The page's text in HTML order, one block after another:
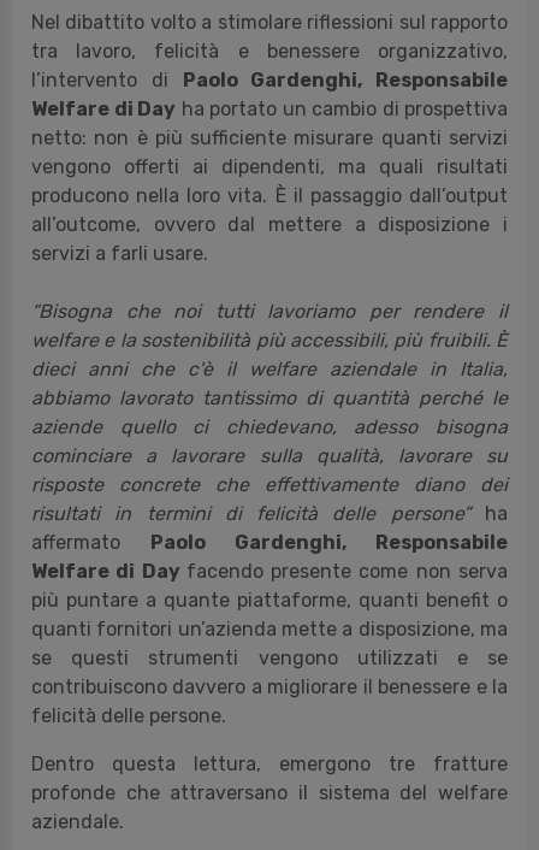
L’evento promosso con Lifegate Way e Smart City
Lab Milano, ha rappresentato il primo momento
pubblico di restituzione di un lavoro che dura da sei
anni e che oggi trova una nuova forma: quella di un
indice in grado di misurare, in modo sistematico, il
rapporto tra persone e lavoro. Dati e report completo
sono disponibili aquesto link .
Nel dibattito volto a stimolare riflessioni sul rapporto
tra lavoro, felicità e benessere organizzativo,
Welfare di Dayha portato un cambio di prospettiva
netto: non è più sufficiente misurare quanti servizi
vengono offerti ai dipendenti, ma quali risultati
producono nella loro vita. È il passaggio dall’output
all’outcome, ovvero dal mettere a disposizione i
servizi a farli usare.
“Bisogna che noi tutti lavoriamo per rendere il
welfare e la sostenibilità più accessibili, più fruibili. È
dieci anni che c'è il welfare aziendale in Italia,
abbiamo lavorato tantissimo di quantità perché le
aziende quello ci chiedevano, adesso bisogna
cominciare a lavorare sulla qualità, lavorare su
risposte concrete che effettivamente diano dei
risultati in termini di felicità delle persone”
affermatoPaolo Gardenghi, Responsabile
Welfare di Dayfacendo presente come non serva
più puntare a quante piattaforme, quanti benefit o